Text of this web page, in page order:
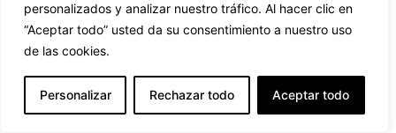
personalizados y analizar nuestro tráfico. Al hacer clic en
“Aceptar todo” usted da su consentimiento a nuestro uso
de las cookies.
Personalizar Rechazar todo Aceptar todo